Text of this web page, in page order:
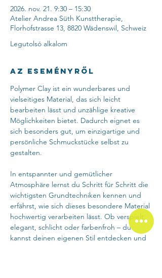
2026. nov. 21. 9:30 – 15:30
Atelier Andrea Süth Kunsttherapie,
Florhofstrasse 13, 8820 Wädenswil, Schweiz
Legutolsó alkalom
Az eseményről
Polymer Clay ist ein wunderbares und
vielseitiges Material, das sich leicht
bearbeiten lässt und unzählige kreative
Möglichkeiten bietet. Dadurch eignet es
sich besonders gut, um einzigartige und
persönliche Schmuckstücke selbst zu
gestalten.
In entspannter und gemütlicher
Atmosphäre lernst du Schritt für Schritt die
wichtigsten Grundtechniken kennen und
erfährst, wie sich dieses besondere Material
hochwertig verarbeiten lässt. Ob verspielt,
elegant, schlicht oder farbenfroh – du
kannst deinen eigenen Stil entdecken und